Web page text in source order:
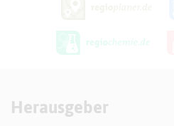
Herausgeber